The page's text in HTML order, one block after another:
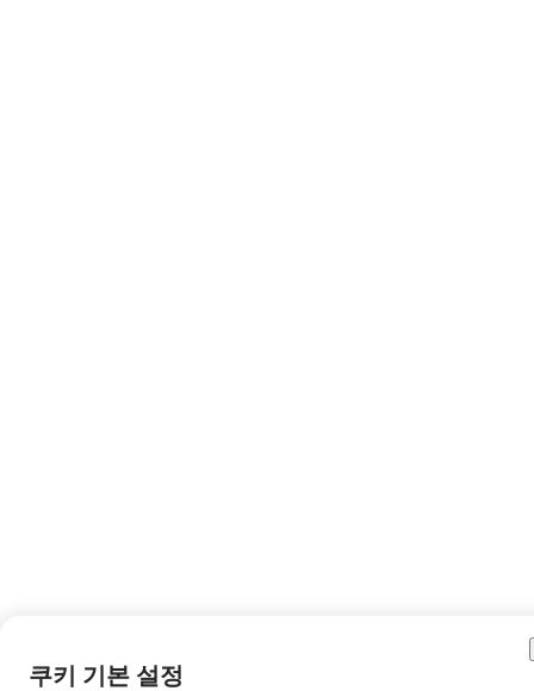
쿠키 기본 설정